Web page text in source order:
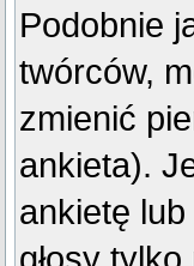
Podobnie
twórców,
zmienić
ankieta).
ankietę